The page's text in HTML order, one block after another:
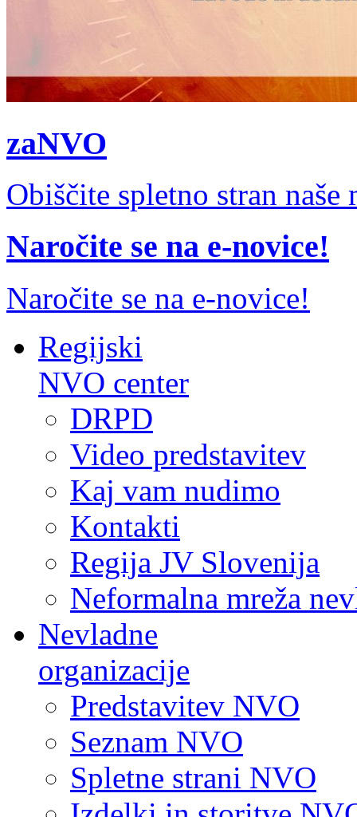
zaNVO
Obiščite spletno stran naše
Naročite se na e-novice!
Naročite se na e-novice!
Regijski
NVO center
DRPD
Video predstavitev
Kaj vam nudimo
Kontakti
Regija JV Slovenija
Neformalna mreža
Nevladne
organizacije
Predstavitev NVO
Seznam NVO
Spletne strani NVO